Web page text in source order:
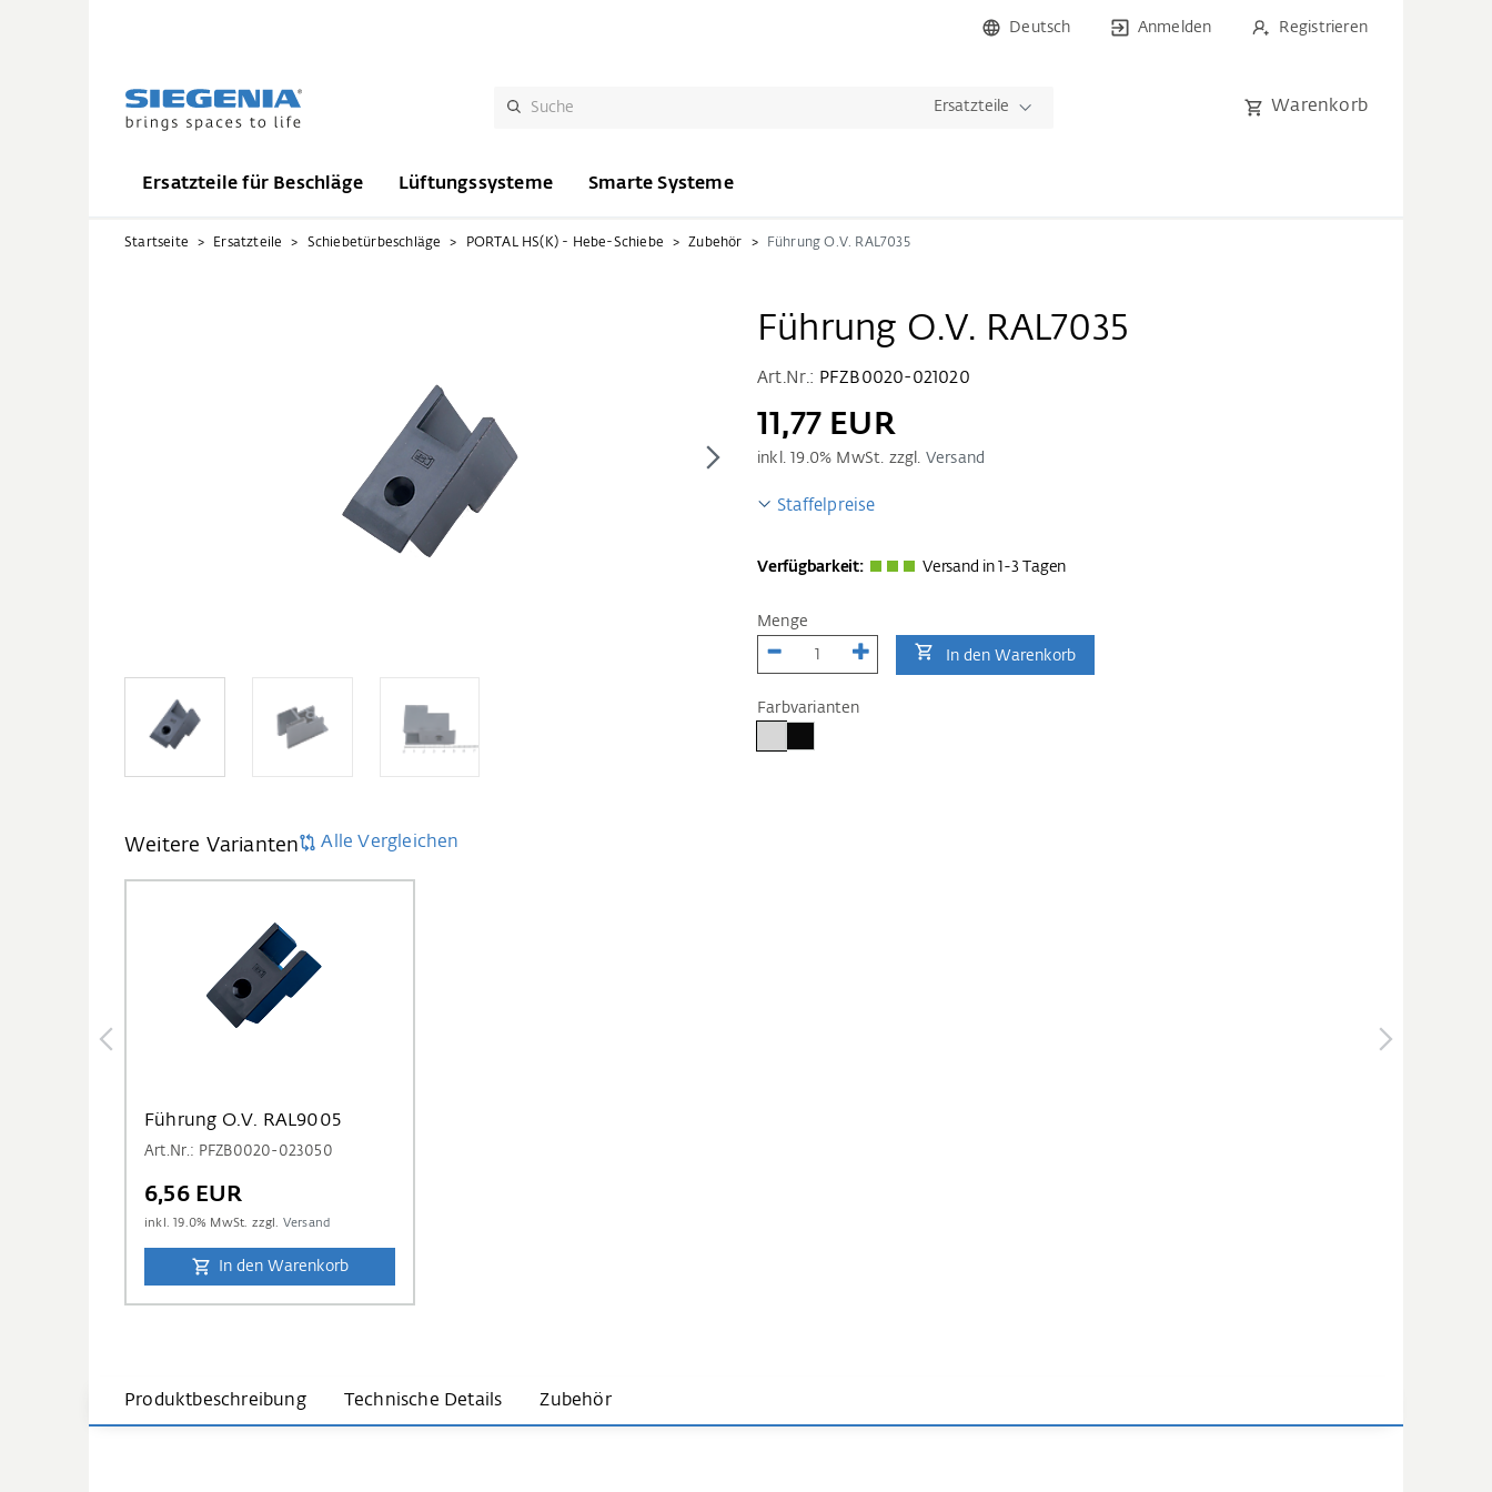
Deutsch Anmelden Registrieren
Ersatzteile Warenkorb
Ersatzteile für Beschläge Lüftungssysteme Smarte Systeme
Startseite Ersatzteile Schiebetürbeschläge PORTAL HS(K) - Hebe-Schiebe Zubehör Führung O.V. RAL7035
Führung O.V. RAL7035
Art.Nr.: PFZB0020-021020
11,77 EUR
inkl. 19.0% MwSt. zzgl. Versand
Staffelpreise
Verfügbarkeit: Versand in 1-3 Tagen
Menge
In den Warenkorb
Farbvarianten
Weitere Varianten Alle Vergleichen
Führung O.V. RAL9005
Art.Nr.: PFZB0020-023050
6,56 EUR
inkl.19.0% MwSt. zzgl. Versand
In den Warenkorb
Produktbeschreibung Technische Details Zubehör